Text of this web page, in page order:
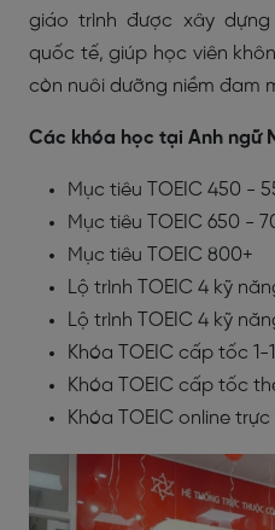
giáo trình được xây
quốc tế, giúp học viên
còn nuôi dưỡng niềm đam
Các khóa học tại Anh ngữ
Mục tiêu TOEIC 450 -
Mục tiêu TOEIC 650 -
Mục tiêu TOEIC 800+
Lộ trình TOEIC 4 kỹ
Lộ trình TOEIC 4 kỹ
Khóa TOEIC cấp tốc 1-1
Khóa TOEIC cấp tốc
Khóa TOEIC online